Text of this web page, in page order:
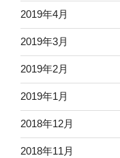
2019年4月
2019年3月
2019年2月
2019年1月
2018年12月
2018年11月